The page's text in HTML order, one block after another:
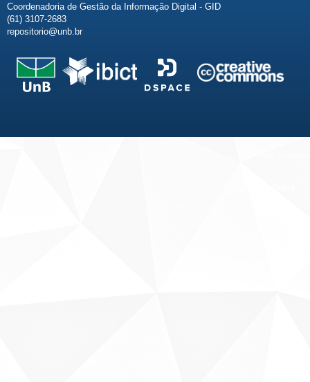
Coordenadoria de Gestão da Informação Digital - GID
(61) 3107-2683
repositorio@unb.br